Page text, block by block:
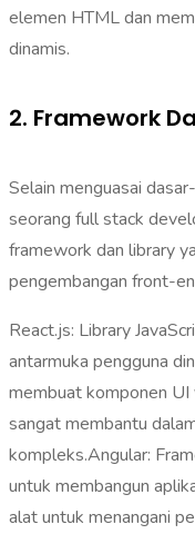
elemen HTML dan
dinamis.
2. Framework
Selain menguasai
seorang full stack
framework dan library
pengembangan front-
React.js: Library
antarmuka pengguna
membuat komponen UI
sangat membantu
kompleks.Angular:
untuk membangun
alat untuk menangani